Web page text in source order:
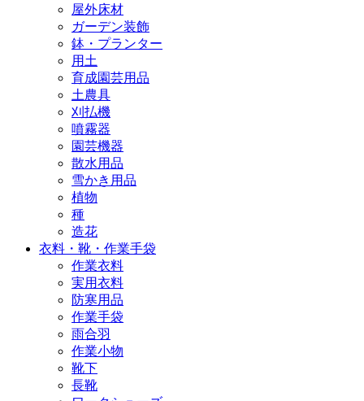
屋外床材
ガーデン装飾
鉢・プランター
用土
育成園芸用品
土農具
刈払機
噴霧器
園芸機器
散水用品
雪かき用品
植物
種
造花
衣料・靴・作業手袋
作業衣料
実用衣料
防寒用品
作業手袋
雨合羽
作業小物
靴下
長靴